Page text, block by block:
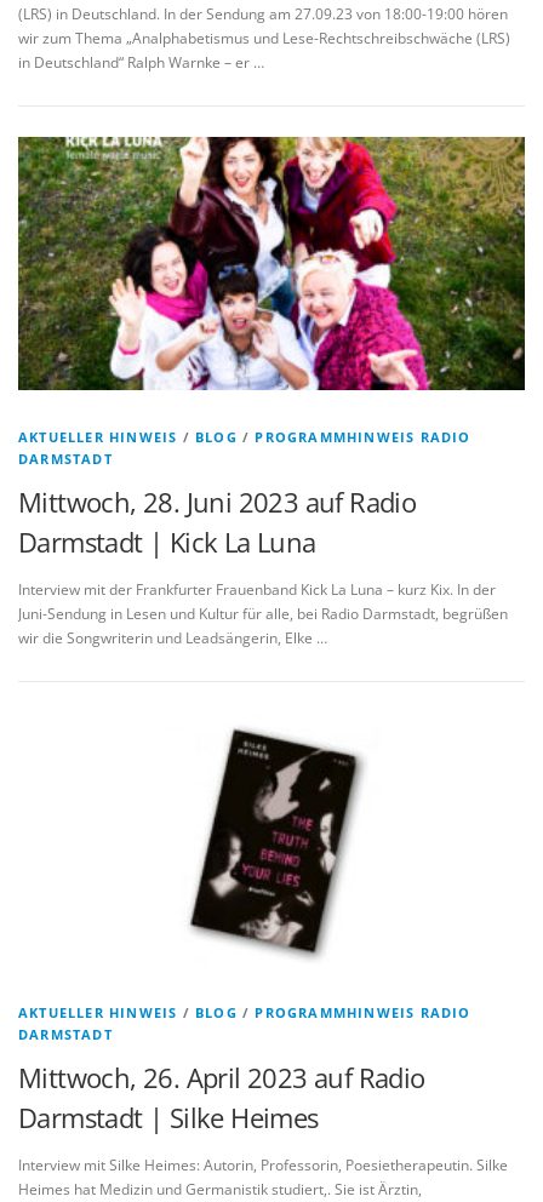
(LRS) in Deutschland. In der Sendung am 27.09.23 von 18:00-19:00 hören
wir zum Thema „Analphabetismus und Lese-Rechtschreibschwäche (LRS)
in Deutschland“ Ralph Warnke – er …
AKTUELLER HINWEIS / BLOG / PROGRAMMHINWEIS RADIO
DARMSTADT
Mittwoch, 28. Juni 2023 auf Radio
Darmstadt | Kick La Luna
Interview mit der Frankfurter Frauenband Kick La Luna – kurz Kix. In der
Juni-Sendung in Lesen und Kultur für alle, bei Radio Darmstadt, begrüßen
wir die Songwriterin und Leadsängerin, Elke …
AKTUELLER HINWEIS / BLOG / PROGRAMMHINWEIS RADIO
DARMSTADT
Mittwoch, 26. April 2023 auf Radio
Darmstadt | Silke Heimes
Interview mit Silke Heimes: Autorin, Professorin, Poesietherapeutin. Silke
Heimes hat Medizin und Germanistik studiert,. Sie ist Ärztin,